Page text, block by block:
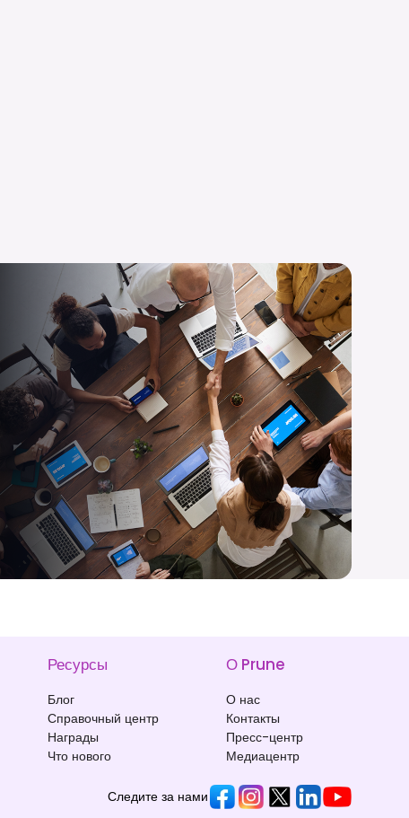
Ресурсы
Блог
Справочный центр
Награды
Что нового
О Prune
О нас
Контакты
Пресс-центр
Медиацентр
Следите за нами